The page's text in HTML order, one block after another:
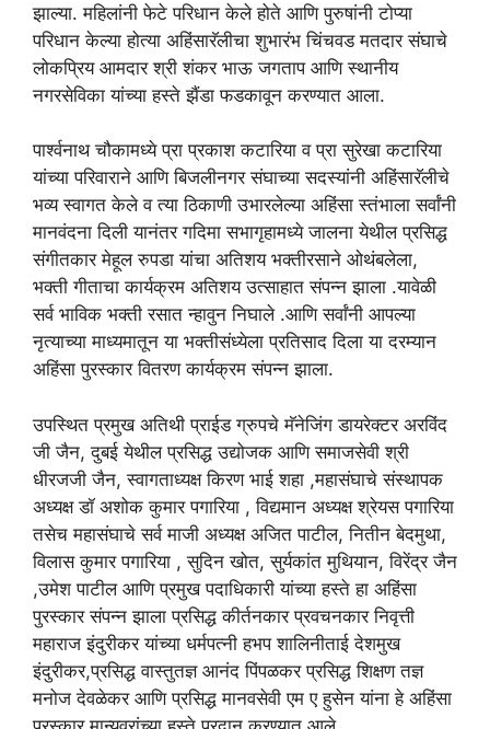
झाल्या. महिलांनी फेटे परिधान केले होते आणि पुरुषांनी टोप्या
परिधान केल्या होत्या अहिंसारॅलीचा शुभारंभ चिंचवड मतदार संघाचे
लोकप्रिय आमदार श्री शंकर भाऊ जगताप आणि स्थानीय
नगरसेविका यांच्या हस्ते झैंडा फडकावून करण्यात आला.
पार्श्वनाथ चौकामध्ये प्रा प्रकाश कटारिया व प्रा सुरेखा कटारिया
यांच्या परिवाराने आणि बिजलीनगर संघाच्या सदस्यांनी अहिंसारॅलीचे
भव्य स्वागत केले व त्या ठिकाणी उभारलेल्या अहिंसा स्तंभाला सर्वांनी
मानवंदना दिली यानंतर गदिमा सभागृहामध्ये जालना येथील प्रसिद्ध
संगीतकार मेहूल रुपडा यांचा अतिशय भक्तीरसाने ओथंबलेला,
भक्ती गीताचा कार्यक्रम अतिशय उत्साहात संपन्न झाला .यावेळी
सर्व भाविक भक्ती रसात न्हावुन निघाले .आणि सर्वांनी आपल्या
नृत्याच्या माध्यमातून या भक्तीसंध्येला प्रतिसाद दिला या दरम्यान
अहिंसा पुरस्कार वितरण कार्यक्रम संपन्न झाला.
उपस्थित प्रमुख अतिथी प्राईड ग्रुपचे मॅनेजिंग डायरेक्टर अरविंद
जी जैन, दुबई येथील प्रसिद्ध उद्योजक आणि समाजसेवी श्री
धीरजजी जैन, स्वागताध्यक्ष किरण भाई शहा ,महासंघाचे संस्थापक
अध्यक्ष डॉ अशोक कुमार पगारिया , विद्यमान अध्यक्ष श्रेयस पगारिया
तसेच महासंघाचे सर्व माजी अध्यक्ष अजित पाटील, नितीन बेदमुथा,
विलास कुमार पगारिया , सुदिन खोत, सुर्यकांत मुथियान, विरेंद्र जैन
,उमेश पाटील आणि प्रमुख पदाधिकारी यांच्या हस्ते हा अहिंसा
पुरस्कार संपन्न झाला प्रसिद्ध कीर्तनकार प्रवचनकार निवृत्ती
महाराज इंदुरीकर यांच्या धर्मपत्नी हभप शालिनीताई देशमुख
इंदुरीकर,प्रसिद्ध वास्तुतज्ञ आनंद पिंपळकर प्रसिद्ध शिक्षण तज्ञ
मनोज देवळेकर आणि प्रसिद्ध मानवसेवी एम ए हुसेन यांना हे अहिंसा